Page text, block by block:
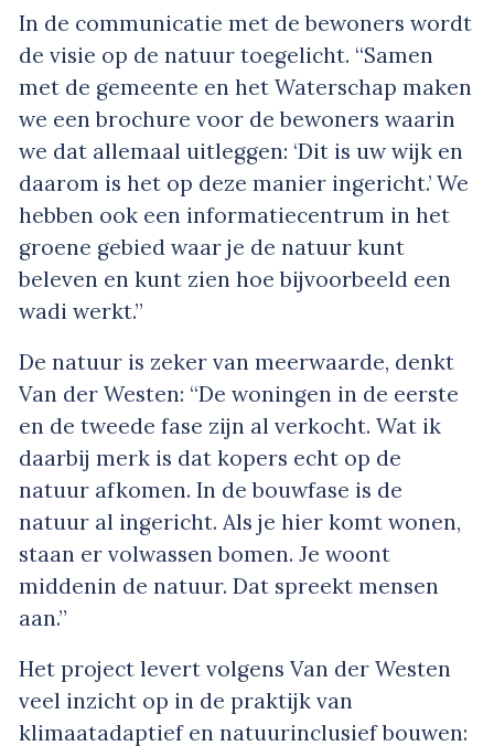
In de communicatie met de bewoners wordt
de visie op de natuur toegelicht. “Samen
met de gemeente en het Waterschap maken
we een brochure voor de bewoners waarin
we dat allemaal uitleggen: ‘Dit is uw wijk en
daarom is het op deze manier ingericht.’ We
hebben ook een informatiecentrum in het
groene gebied waar je de natuur kunt
beleven en kunt zien hoe bijvoorbeeld een
wadi werkt.”
De natuur is zeker van meerwaarde, denkt
Van der Westen: “De woningen in de eerste
en de tweede fase zijn al verkocht. Wat ik
daarbij merk is dat kopers echt op de
natuur afkomen. In de bouwfase is de
natuur al ingericht. Als je hier komt wonen,
staan er volwassen bomen. Je woont
middenin de natuur. Dat spreekt mensen
aan.”
Het project levert volgens Van der Westen
veel inzicht op in de praktijk van
klimaatadaptief en natuurinclusief bouwen: